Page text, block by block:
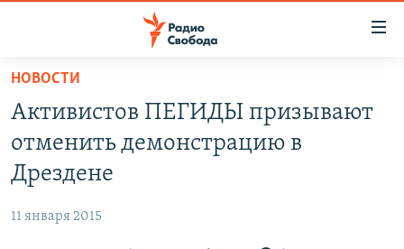
упрощенного
доступа
основному
Вернутся
АВТОРСКИЕ ПРОЕКТЫ
МНЕНИЯ
НОВОСТИ
Активистов ПЕГИДЫ призывают
отменить демонстрацию в
Дрездене
11 января 2015